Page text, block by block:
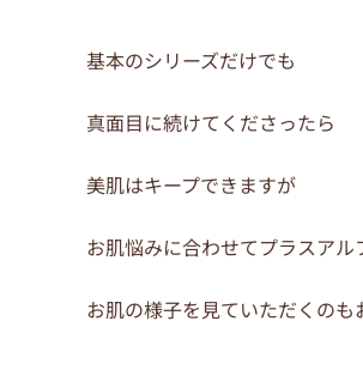
基本のシリーズだけでも
真面目に続けてくださったら
美肌はキープできますが
お肌悩みに合わせてプラスア
お肌の様子を見ていただくのも